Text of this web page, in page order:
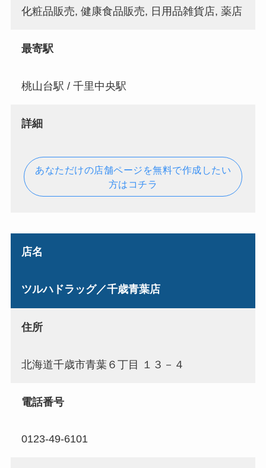
化粧品販売, 健康食品販売, 日用品雑貨店, 薬店
最寄駅
桃山台駅 / 千里中央駅
詳細
あなただけの店舗ページを無料で作成したい
方はコチラ
店名
ツルハドラッグ／千歳青葉店
住所
北海道千歳市青葉６丁目 １３－４
電話番号
0123-49-6101